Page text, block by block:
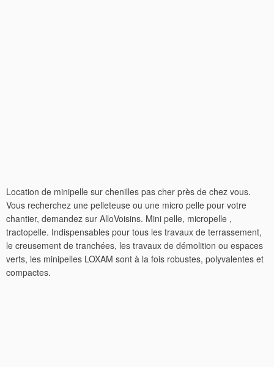
Location de minipelle sur chenilles pas cher près de chez vous.
Vous recherchez une pelleteuse ou une micro pelle pour votre
chantier, demandez sur AlloVoisins. Mini pelle, micropelle ,
tractopelle. Indispensables pour tous les travaux de terrassement,
le creusement de tranchées, les travaux de démolition ou espaces
verts, les minipelles LOXAM sont à la fois robustes, polyvalentes et
compactes.